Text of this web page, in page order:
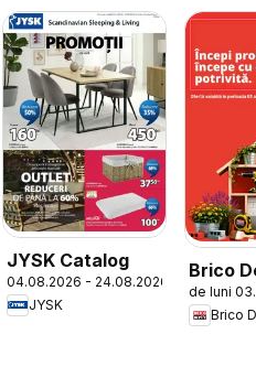
JYSK Catalog
04.08.2026 - 24.08.2026
JYSK
Brico
de luni
Brico